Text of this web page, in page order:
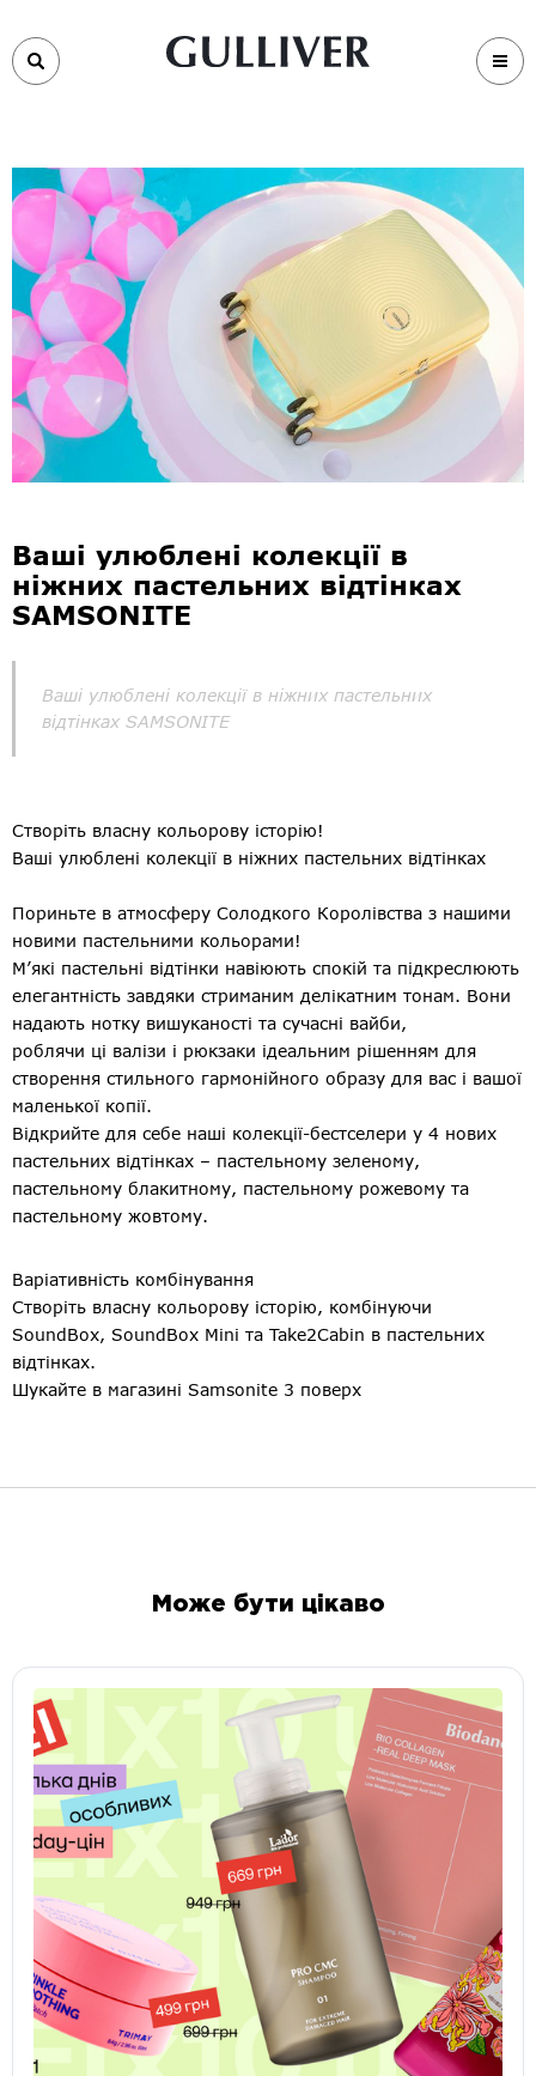
Ваші улюблені колекції в
ніжних пастельних відтінках
SAMSONITE
Ваші улюблені колекції в ніжних пастельних
відтінках SAMSONITE
Створіть власну кольорову історію!
Ваші улюблені колекції в ніжних пастельних відтінках
Пориньте в атмосферу Солодкого Королівства з нашими
новими пастельними кольорами!
М’які пастельні відтінки навіюють спокій та підкреслюють
елегантність завдяки стриманим делікатним тонам. Вони
надають нотку вишуканості та сучасні вайби,
роблячи ці валізи і рюкзаки ідеальним рішенням для
створення стильного гармонійного образу для вас і вашої
маленької копії.
Відкрийте для себе наші колекції-бестселери у 4 нових
пастельних відтінках – пастельному зеленому,
пастельному блакитному, пастельному рожевому та
пастельному жовтому.
Варіативність комбінування
Створіть власну кольорову історію, комбінуючи
SoundBox, SoundBox Mini та Take2Cabin в пастельних
відтінках.
Шукайте в магазині Samsonite 3 поверх
Може бути цікаво